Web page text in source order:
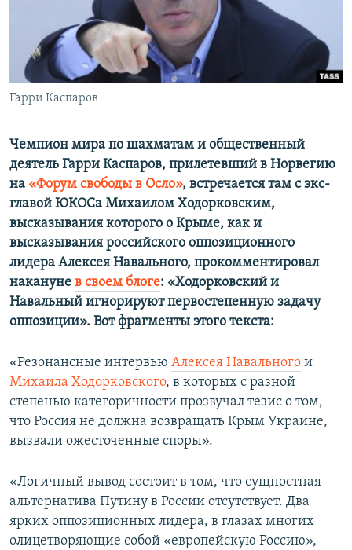
ПОБЕДИТЕЛЕЙ НЕ СУДЯТ?
КРЫМ.НЕПОКОРЕННЫЙ
ELIFBE
УКРАИНСКАЯ ПРОБЛЕМА КРЫМА
ПРИСОЕДИНЯЙТЕСЬ!
Гарри Каспаров
Чемпион мира по шахматам и общественный
деятель Гарри Каспаров, прилетевший в Норвегию
на «Форум свободы в Осло», встречается там с экс-
главой ЮКОСа Михаилом Ходорковским,
высказывания которого о Крыме, как и
высказывания российского оппозиционного
лидера Алексея Навального, прокомментировал
накануне в своем блоге: «Ходорковский и
Навальный игнорируют первостепенную задачу
оппозиции». Вот фрагменты этого текста:
«Резонансные интервью Алексея Навального и
Михаила Ходорковского, в которых с разной
степенью категоричности прозвучал тезис о том,
что Россия не должна возвращать Крым Украине,
вызвали ожесточенные споры».
«Логичный вывод состоит в том, что сущностная
альтернатива Путину в России отсутствует. Два
ярких оппозиционных лидера, в глазах многих
олицетворяющие собой «европейскую Россию»,